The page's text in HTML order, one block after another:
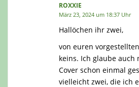
ROXXIE
März 23, 2024 um 18:37 Uhr
Hallöchen ihr zwei,
von euren
keins. Ich glaube auch
Cover schon einmal
vielleicht zwei, die ich